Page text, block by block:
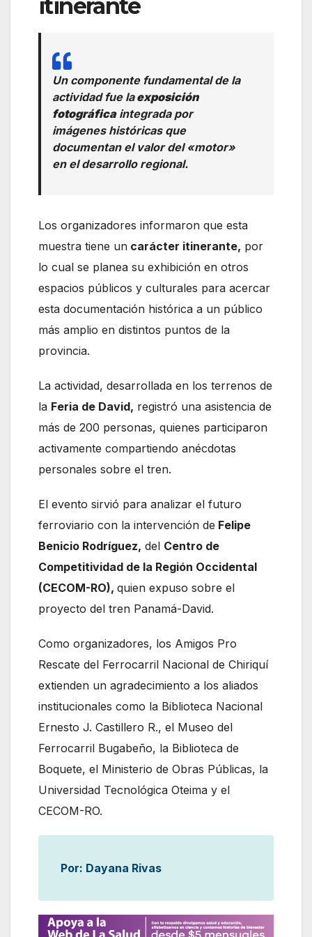
itinerante
Un componente fundamental de la
actividad fue laexposición
fotográficaintegrada por
imágenes históricas que
documentan el valor del «motor»
en el desarrollo regional.
Los organizadores informaron que esta
muestra tiene un carácter itinerante, por
lo cual se planea su exhibición en otros
espacios públicos y culturales para acercar
esta documentación histórica a un público
más amplio en distintos puntos de la
provincia.
La actividad, desarrollada en los terrenos de
la Feria de David, registró una asistencia de
más de 200 personas, quienes participaron
activamente compartiendo anécdotas
personales sobre el tren.
El evento sirvió para analizar el futuro
ferroviario con la intervención de Felipe
Benicio Rodríguez, del Centro de
Competitividad de la Región Occidental
(CECOM-RO), quien expuso sobre el
proyecto del tren Panamá-David.
Como organizadores, los Amigos Pro
Rescate del Ferrocarril Nacional de Chiriquí
extienden un agradecimiento a los aliados
institucionales como la Biblioteca Nacional
Ernesto J. Castillero R., el Museo del
Ferrocarril Bugabeño, la Biblioteca de
Boquete, el Ministerio de Obras Públicas, la
Universidad Tecnológica Oteima y el
CECOM-RO.
Por: Dayana Rivas